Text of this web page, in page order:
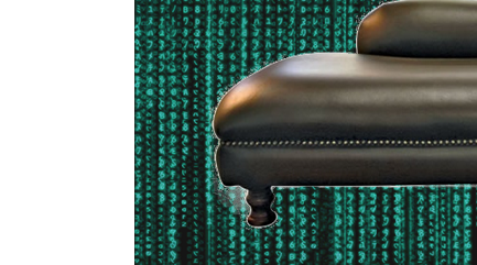
La vaste blague du